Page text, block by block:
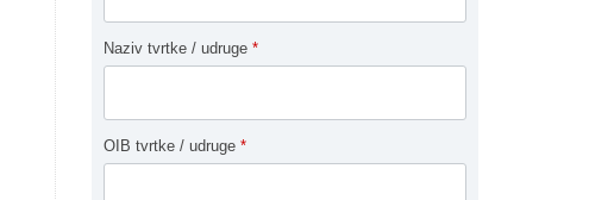
Naziv tvrtke / udruge *
OIB tvrtke / udruge *